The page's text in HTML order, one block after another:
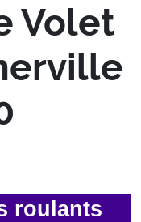
Volet
roulants